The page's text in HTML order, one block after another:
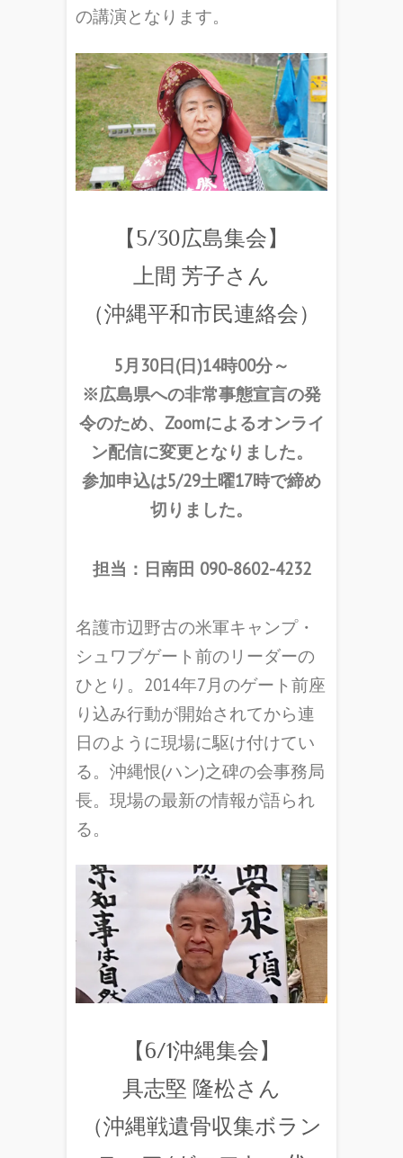
の講演となります。
【5/30広島集会】
上間 芳子さん
（沖縄平和市民連絡会）
5月30日(日)14時00分～
※広島県への非常事態宣言の発
令のため、Zoomによるオンライ
ン配信に変更となりました。
参加申込は5/29土曜17時で締め
切りました。
担当：日南田 090-8602-4232
名護市辺野古の米軍キャンプ・
シュワブゲート前のリーダーの
ひとり。2014年7月のゲート前座
り込み行動が開始されてから連
日のように現場に駆け付けてい
る。沖縄恨(ハン)之碑の会事務局
長。現場の最新の情報が語られ
る。
【6/1沖縄集会】
具志堅 隆松さん
（沖縄戦遺骨収集ボラン